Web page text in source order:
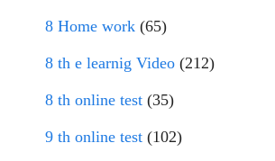
8 Home work (65)
8 th e learnig Video (212)
8 th online test (35)
9 th online test (102)